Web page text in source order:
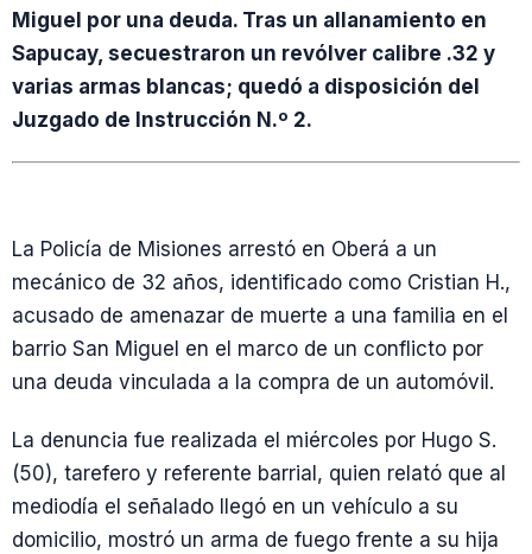
Miguel por una deuda. Tras un allanamiento en
Sapucay, secuestraron un revólver calibre .32 y
varias armas blancas; quedó a disposición del
Juzgado de Instrucción N.º 2.
La Policía de Misiones arrestó en Oberá a un
mecánico de 32 años, identificado como Cristian H.,
acusado de amenazar de muerte a una familia en el
barrio San Miguel en el marco de un conflicto por
una deuda vinculada a la compra de un automóvil.
La denuncia fue realizada el miércoles por Hugo S.
(50), tarefero y referente barrial, quien relató que al
mediodía el señalado llegó en un vehículo a su
domicilio, mostró un arma de fuego frente a su hija